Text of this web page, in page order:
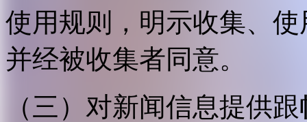
使用规则，明示收集、
并经被收集者同意。
（三）对新闻信息提供